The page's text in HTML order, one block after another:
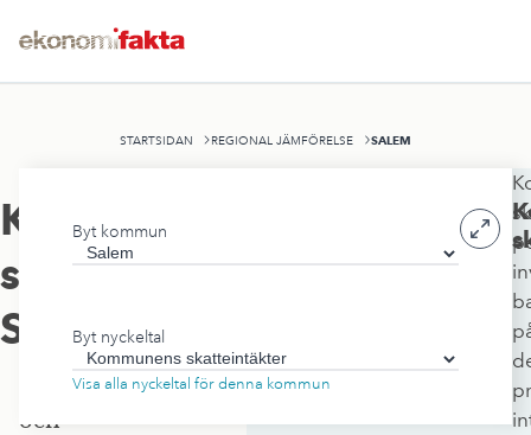
STARTSIDAN REGIONAL JÄMFÖRELSE SALEM
Kommunens
skatteintäkter,
Salem
kommun
ligger
Stockholms
och
Byt kommun
Byt nyckeltal
Visa alla nyckeltal för denna kommun